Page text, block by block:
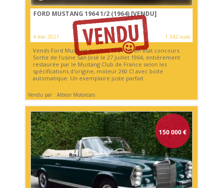
FORD MUSTANG 1964 1/2 (1964)[VENDU]
4 mai 2021 1 342 vues
Vends Ford Mustang modèle 1964 1/2 en état concours.
Sortie de l'usine San José le 27 juillet 1964, entièrement
restaurée par le Mustang Club de France selon les
spécifications d'origine, moteur 260 CI avec boite
automatique. Un exemplaire juste parfait.
Vendu par : Albion Motorcars
150 000€